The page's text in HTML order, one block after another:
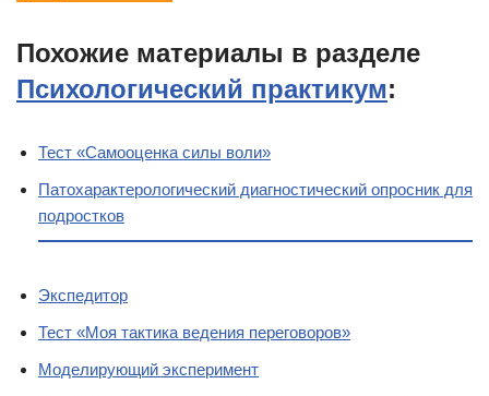
Похожие материалы в разделе
Психологический практикум:
Тест «Самооценка силы воли»
Патохарактерологический диагностический опросник для
подростков
Экспедитор
Тест «Моя тактика ведения переговоров»
Моделирующий эксперимент